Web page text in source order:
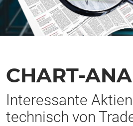
CHART-
Interessante
technisch von